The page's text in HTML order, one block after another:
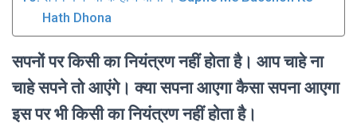
Hath Dhona
सपनों पर किसी का नियंत्रण नहीं होता है। आप चाहे ना
चाहे सपने तो आएंगे। क्या सपना आएगा कैसा सपना आएगा
इस पर भी किसी का नियंत्रण नहीं होता है।